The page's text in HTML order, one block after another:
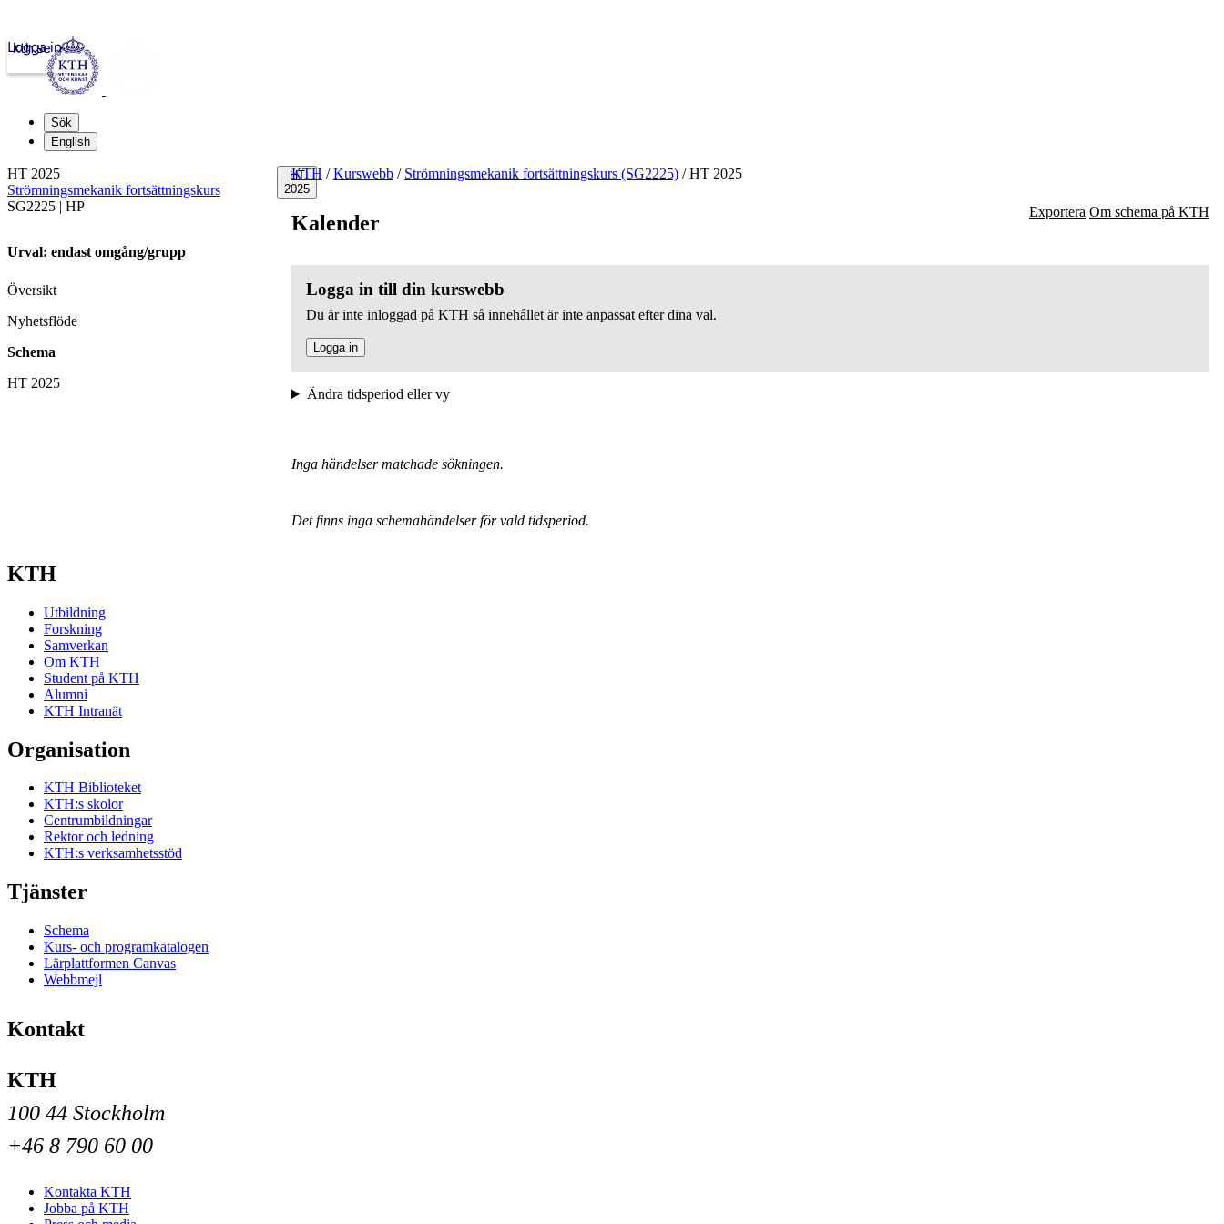
kth.se
Logga in
Sök
English
HT
2025
KTH / Kurswebb / Strömningsmekanik fortsättningskurs (SG2225) /HT 2025
Kalender Exportera Om schema på KTH
Logga in till din kurswebb
Du är inte inloggad på KTH så innehållet är inte anpassat efter dina val.
Logga in
Ändra tidsperiod eller vy
Inga händelser matchade sökningen.
Det finns inga schemahändelser för vald tidsperiod.
HT 2025
Strömningsmekanik fortsättningskurs
SG2225 | HP
Urval: endast omgång/grupp
Översikt
Nyhetsflöde
Schema
HT 2025
KTH
Utbildning
Forskning
Samverkan
Om KTH
Student på KTH
Alumni
KTH Intranät
Organisation
KTH Biblioteket
KTH:s skolor
Centrumbildningar
Rektor och ledning
KTH:s verksamhetsstöd
Tjänster
Schema
Kurs- och programkatalogen
Lärplattformen Canvas
Webbmejl
Kontakt
KTH
100 44 Stockholm
+46 8 790 60 00
Kontakta KTH
Jobba på KTH